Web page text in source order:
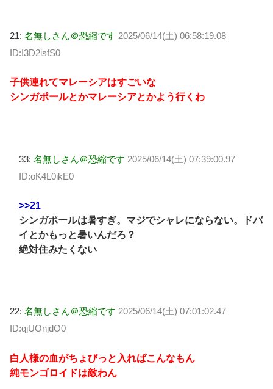
21: 名無しさん＠恐縮です 2025/06/14(土) 06:58:19.08
ID:I3D2isfS0
子供連れてマレーシアはすごいな
シンガポールとかマレーシアとかよう行くわ
33: 名無しさん＠恐縮です 2025/06/14(土) 07:39:00.97
ID:oK4L0ikE0
>>21
シンガポールは暑すぎ。マジでシャレにならない。ドバ
イとかもっと暑いんだろ？
絶対住みたくない
22: 名無しさん＠恐縮です 2025/06/14(土) 07:01:02.47
ID:qjUOnjdO0
白人様の血がちょびっと入ればこんなもん
純モンゴロイドは敵わん